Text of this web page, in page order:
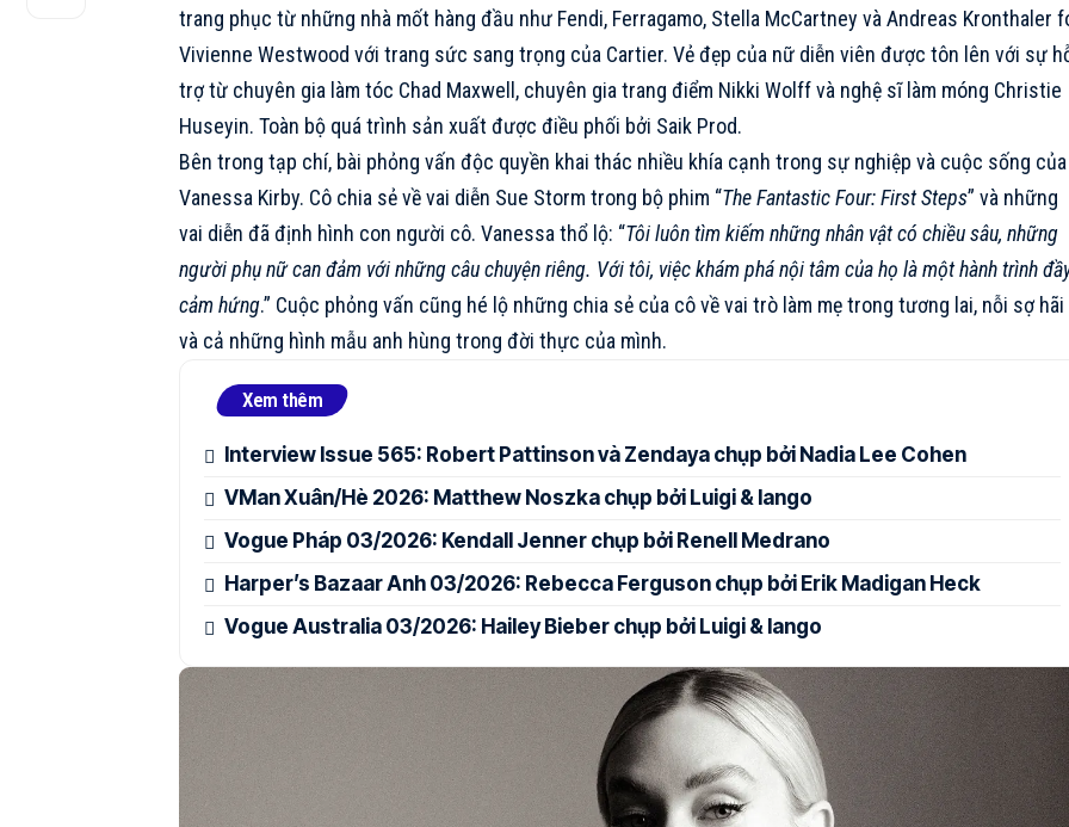
trang phục từ những nhà mốt hàng đầu như Fendi, Ferragamo, Stella McCartney và Andreas Kronthaler
Vivienne Westwood với trang sức sang trọng của Cartier. Vẻ đẹp của nữ diễn viên được tôn lên với sự
trợ từ chuyên gia làm tóc Chad Maxwell, chuyên gia trang điểm Nikki Wolff và nghệ sĩ làm móng Christie
Huseyin. Toàn bộ quá trình sản xuất được điều phối bởi Saik Prod.
Bên trong tạp chí, bài phỏng vấn độc quyền khai thác nhiều khía cạnh trong sự nghiệp và cuộc sống của
Vanessa Kirby. Cô chia sẻ về vai diễn Sue Storm trong bộ phim “The Fantastic Four: First Steps” và những
vai diễn đã định hình con người cô. Vanessa thổ lộ: “Tôi luôn tìm kiếm những nhân vật có chiều sâu, những
người phụ nữ can đảm với những câu chuyện riêng. Với tôi, việc khám phá nội tâm của họ là một hành trình
cảm hứng.” Cuộc phỏng vấn cũng hé lộ những chia sẻ của cô về vai trò làm mẹ trong tương lai, nỗi sợ hãi
và cả những hình mẫu anh hùng trong đời thực của mình.
Xem thêm
Interview Issue 565: Robert Pattinson và Zendaya chụp bởi Nadia Lee Cohen
VMan Xuân/Hè 2026: Matthew Noszka chụp bởi Luigi & Iango
Vogue Pháp 03/2026: Kendall Jenner chụp bởi Renell Medrano
Harper’s Bazaar Anh 03/2026: Rebecca Ferguson chụp bởi Erik Madigan Heck
Vogue Australia 03/2026: Hailey Bieber chụp bởi Luigi & Iango